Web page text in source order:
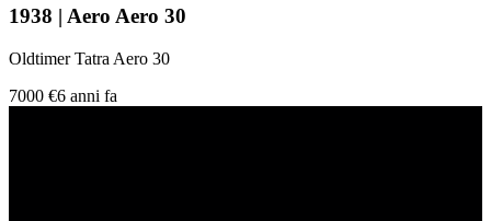
1938 | Aero Aero 30
Oldtimer Tatra Aero 30
7000 €6 anni fa